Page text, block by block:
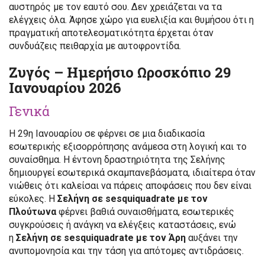
αυστηρός με τον εαυτό σου. Δεν χρειάζεται να τα
ελέγχεις όλα. Άφησε χώρο για ευελιξία και θυμήσου ότι η
πραγματική αποτελεσματικότητα έρχεται όταν
συνδυάζεις πειθαρχία με αυτοφροντίδα.
Ζυγός – Ημερήσιο Ωροσκόπιο 29
Ιανουαρίου 2026
Γενικά
Η 29η Ιανουαρίου σε φέρνει σε μια διαδικασία
εσωτερικής εξισορρόπησης ανάμεσα στη λογική και το
συναίσθημα. Η έντονη δραστηριότητα της Σελήνης
δημιουργεί εσωτερικά σκαμπανεβάσματα, ιδιαίτερα όταν
νιώθεις ότι καλείσαι να πάρεις αποφάσεις που δεν είναι
εύκολες. Η Σελήνη σε sesquiquadrate με τον
Πλούτωναφέρνει βαθιά συναισθήματα, εσωτερικές
συγκρούσεις ή ανάγκη να ελέγξεις καταστάσεις, ενώ
η Σελήνη σε sesquiquadrate με τον Άρη αυξάνει την
ανυπομονησία και την τάση για απότομες αντιδράσεις.